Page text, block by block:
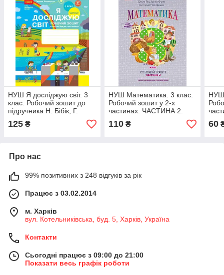
НУШ Я досліджую світ. 3
клас. Робочий зошит до
підручника Н. Бібік, Г.
Бондарчук. У 2 частинах.
ЧАСТИНА 1. ОНОВЛЕНЕ
125 ₴
НУШ Математика. 3 клас.
Робочий зошит у 2-х
частинах. ЧАСТИНА 2.
НОВЕ ВИДАННЯ
110₴
НУШ
60
Про нас
99% позитивних з 248 відгуків за рік
Працює з 03.02.2014
м. Харків
вул. Котельниківська, буд. 5, Харків, Україна
Контакти
Сьогодні працює з 09:00 до 21:00
Показати весь графік роботи